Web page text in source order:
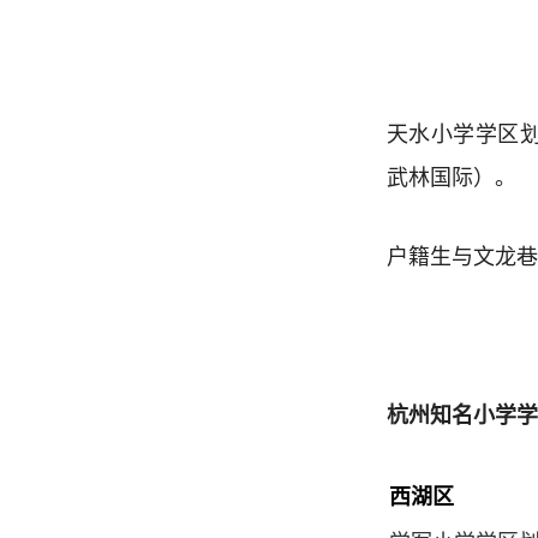
天水小学学区
武林国际）。
户籍生与文龙
杭州知名小学
西湖区